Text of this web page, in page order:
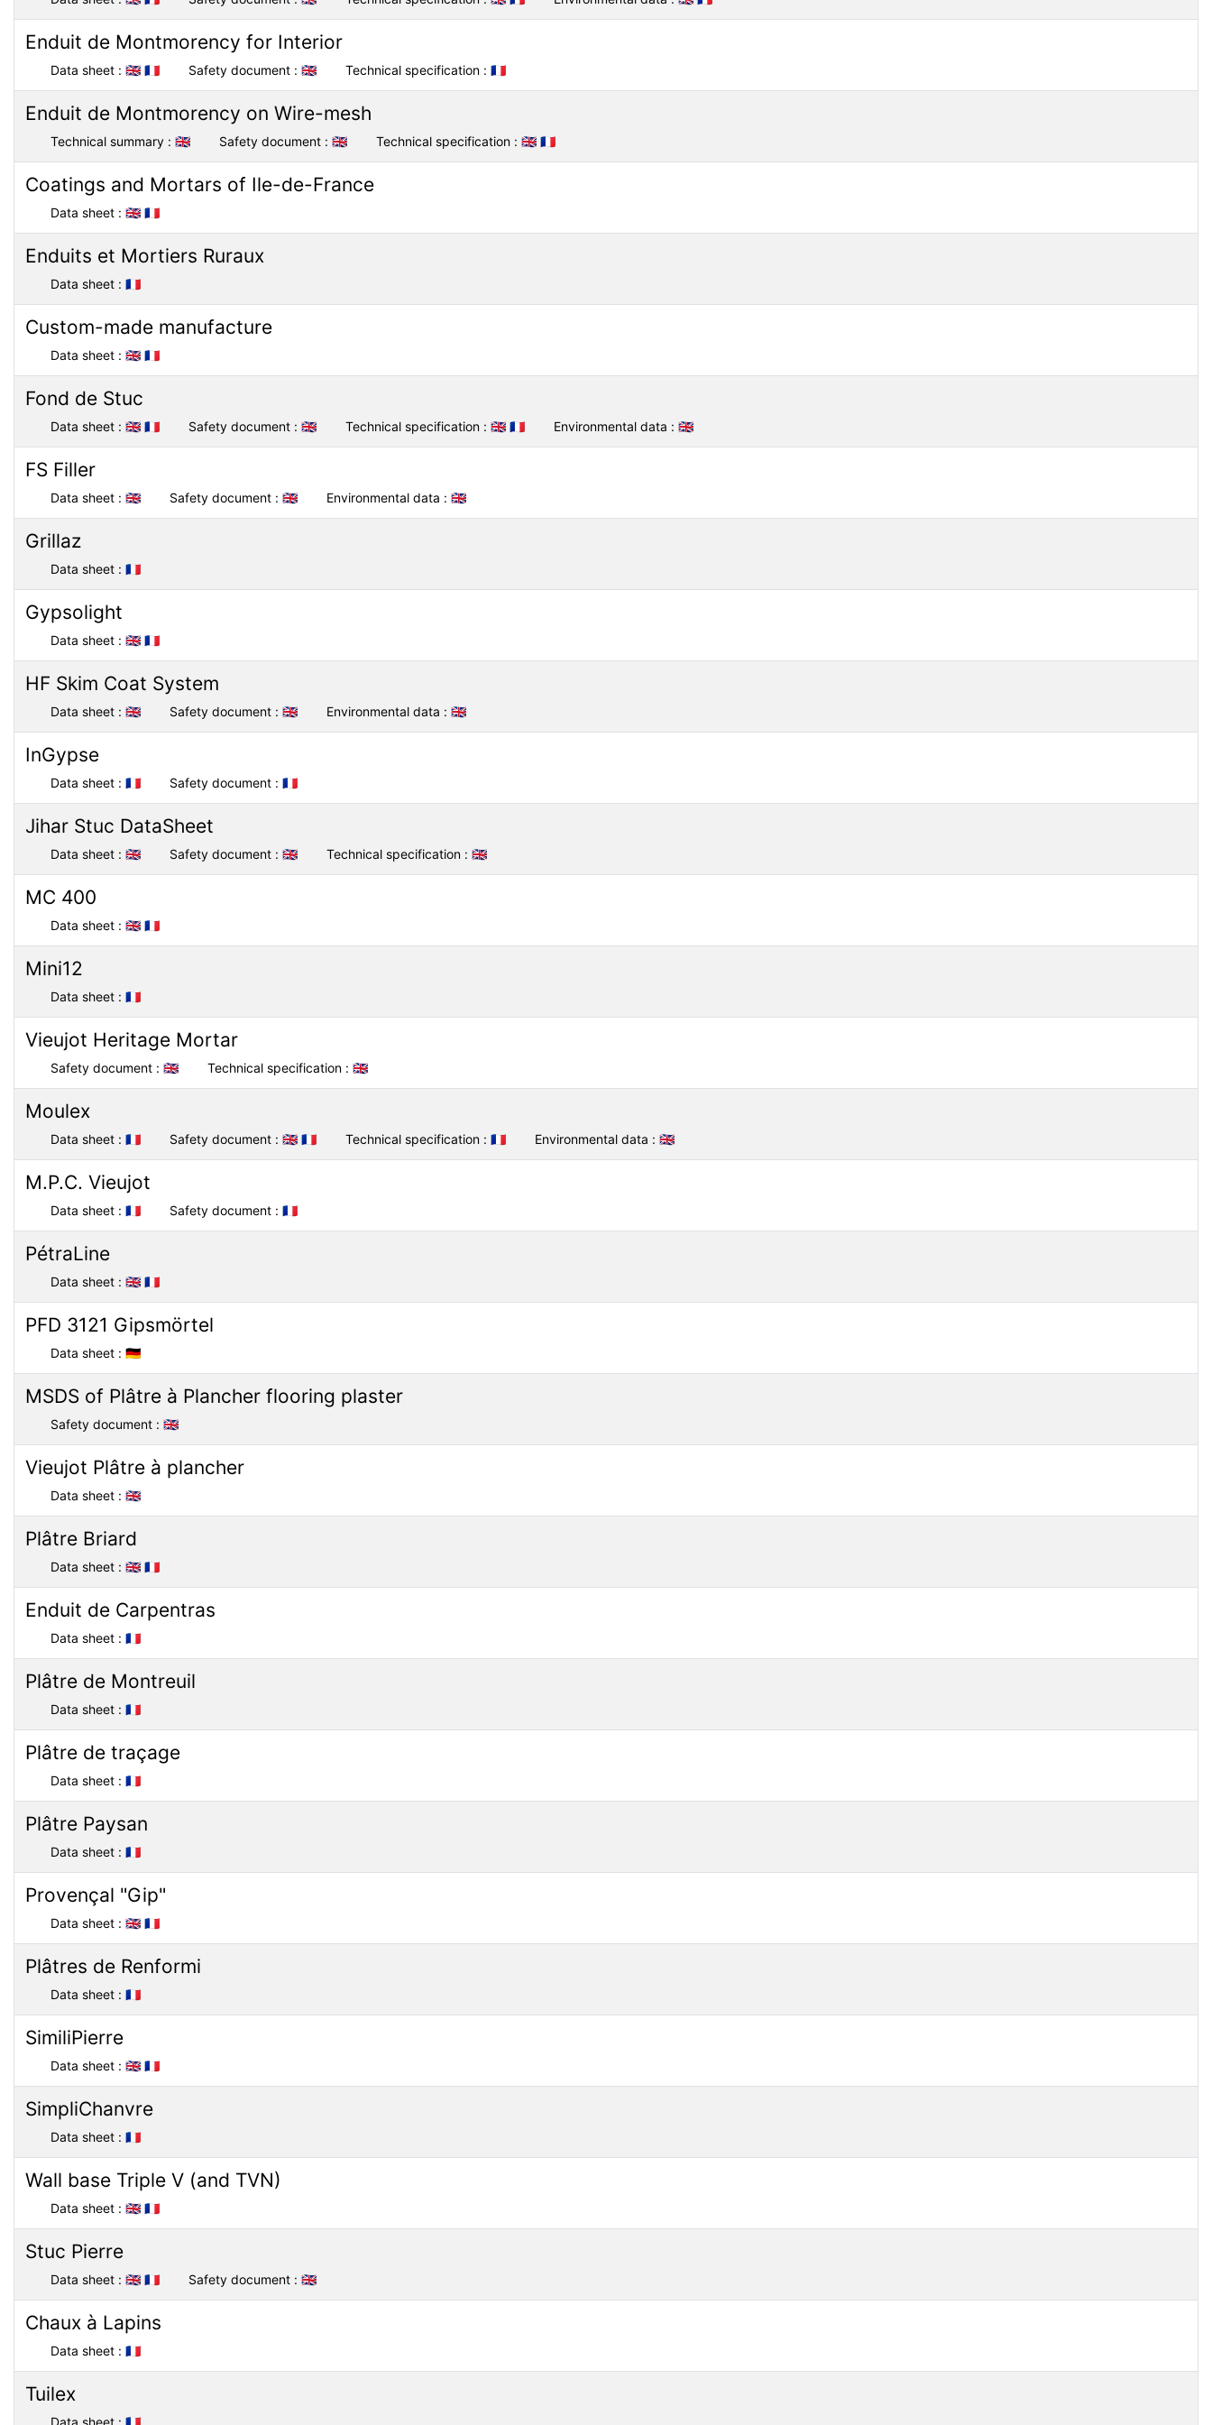
Enduit de Montmorency for Interior
Data sheet : 🇬🇧 🇫🇷 Safety document : 🇬🇧 Technical specification : 🇫🇷
Enduit de Montmorency on Wire-mesh
Technical summary : 🇬🇧 Safety document : 🇬🇧 Technical specification : 🇬🇧 🇫🇷
Coatings and Mortars of Ile-de-France
Data sheet : 🇬🇧 🇫🇷
Enduits et Mortiers Ruraux
Data sheet : 🇫🇷
Custom-made manufacture
Data sheet : 🇬🇧 🇫🇷
Fond de Stuc
Data sheet : 🇬🇧 🇫🇷 Safety document : 🇬🇧 Technical specification : 🇬🇧 🇫🇷 Environmental data : 🇬🇧
FS Filler
Data sheet : 🇬🇧 Safety document : 🇬🇧 Environmental data : 🇬🇧
Grillaz
Data sheet : 🇫🇷
Gypsolight
Data sheet : 🇬🇧 🇫🇷
HF Skim Coat System
Data sheet : 🇬🇧 Safety document : 🇬🇧 Environmental data : 🇬🇧
InGypse
Data sheet : 🇫🇷 Safety document : 🇫🇷
Jihar Stuc DataSheet
Data sheet : 🇬🇧 Safety document : 🇬🇧 Technical specification : 🇬🇧
MC 400
Data sheet : 🇬🇧 🇫🇷
Mini12
Data sheet : 🇫🇷
Vieujot Heritage Mortar
Safety document : 🇬🇧 Technical specification : 🇬🇧
Moulex
Data sheet : 🇫🇷 Safety document : 🇬🇧 🇫🇷 Technical specification : 🇫🇷 Environmental data : 🇬🇧
M.P.C. Vieujot
Data sheet : 🇫🇷 Safety document : 🇫🇷
PétraLine
Data sheet : 🇬🇧 🇫🇷
PFD 3121 Gipsmörtel
Data sheet : 🇩🇪
MSDS of Plâtre à Plancher flooring plaster
Safety document : 🇬🇧
Vieujot Plâtre à plancher
Data sheet : 🇬🇧
Plâtre Briard
Data sheet : 🇬🇧 🇫🇷
Enduit de Carpentras
Data sheet : 🇫🇷
Plâtre de Montreuil
Data sheet : 🇫🇷
Plâtre de traçage
Data sheet : 🇫🇷
Plâtre Paysan
Data sheet : 🇫🇷
Provençal "Gip"
Data sheet : 🇬🇧 🇫🇷
Plâtres de Renformi
Data sheet : 🇫🇷
SimiliPierre
Data sheet : 🇬🇧 🇫🇷
SimpliChanvre
Data sheet : 🇫🇷
Wall base Triple V (and TVN)
Data sheet : 🇬🇧 🇫🇷
Stuc Pierre
Data sheet : 🇬🇧 🇫🇷 Safety document : 🇬🇧
Chaux à Lapins
Data sheet : 🇫🇷
Tuilex
Data sheet : 🇫🇷